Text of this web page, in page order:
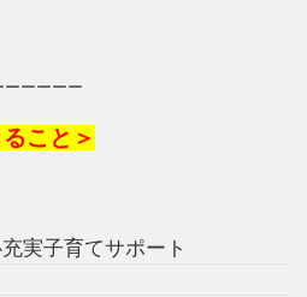
ーーーー
こと＞
実子育てサポート